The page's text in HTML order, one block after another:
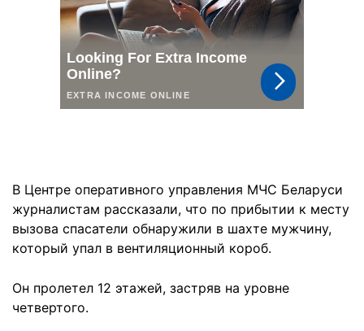
В Центре оперативного управления МЧС Беларуси
журналистам рассказали, что по прибытии к месту
вызова спасатели обнаружили в шахте мужчину,
который упал в вентиляционный короб.
Он пролетел 12 этажей, застряв на уровне
четвертого.